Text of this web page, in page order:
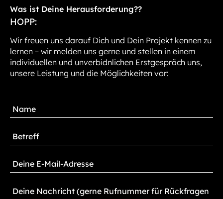
Was ist Deine Herausforderung??
HOPP:
Wir freuen uns darauf Dich und Dein Projekt kennen zu
lernen – wir melden uns gerne und stellen in einem
individuellen und unverbidnlichen Erstgespräch uns,
unsere Leistung und die Möglichkeiten vor: